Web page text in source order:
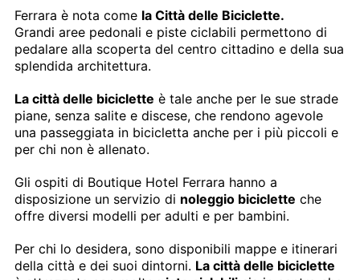
Ferrara è nota come la Città delle Biciclette.
Grandi aree pedonali e piste ciclabili permettono di
pedalare alla scoperta del centro cittadino e della sua
splendida architettura.
La città delle biciclette è tale anche per le sue strade
piane, senza salite e discese, che rendono agevole
una passeggiata in bicicletta anche per i più piccoli e
per chi non è allenato.
Gli ospiti di Boutique Hotel Ferrara hanno a
disposizione un servizio di noleggio biciclette che
offre diversi modelli per adulti e per bambini.
Per chi lo desidera, sono disponibili mappe e itinerari
della città e dei suoi dintorni. La città delle biciclette